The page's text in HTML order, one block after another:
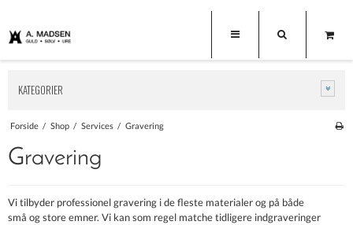
KATEGORIER
Forside / Shop / Services / Gravering
Gravering
Vi tilbyder professionel gravering i de fleste materialer og på både
små og store emner. Vi kan som regel matche tidligere indgraveringer